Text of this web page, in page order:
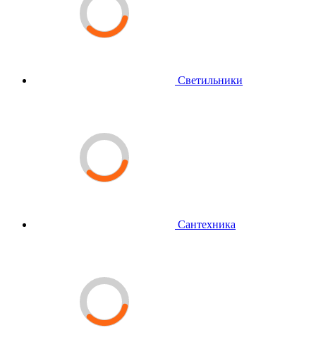
Светильники
Сантехника